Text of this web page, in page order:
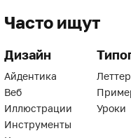
Часто ищут
Дизайн
Айдентика
Веб
Иллюстрации
Инструменты
Уроки